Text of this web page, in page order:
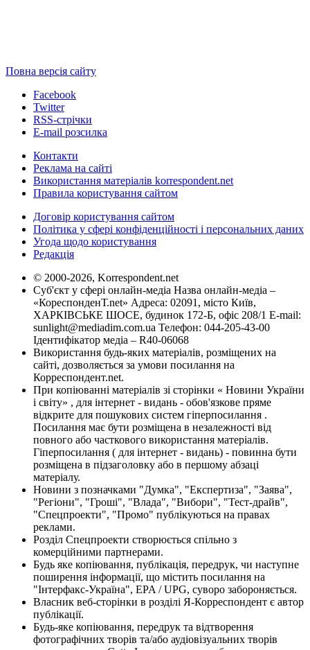
Повна версія сайту
Facebook
Twitter
RSS-стрічки
E-mail розсилка
Контакти
Реклама на сайті
Використання матеріалів korrespondent.net
Правила користування сайтом
Договір користування сайтом
Політика у сфері конфіденційності і персональних даних
Угода щодо користування
Редакція
© 2000-2026, Korrespondent.net
Суб'єкт у сфері онлайн-медіа Назва онлайн-медіа –
«КореспонденТ.net» Адреса: 02091, місто Київ,
ХАРКІВСЬКЕ ШОСЕ, будинок 172-Б, офіс 208/1 E-mail:
sunlight@mediadim.com.ua Телефон: 044-205-43-00
Ідентифікатор медіа – R40-06068
Використання будь-яких матеріалів, розміщених на
сайті, дозволяється за умови посилання на
Корреспондент.net.
При копіюванні матеріалів зі сторінки « Новини України
і світу» , для інтернет - видань - обов'язкове пряме
відкрите для пошукових систем гіперпосилання .
Посилання має бути розміщена в незалежності від
повного або часткового використання матеріалів.
Гіперпосилання ( для інтернет - видань) - повинна бути
розміщена в підзаголовку або в першому абзаці
матеріалу.
Новини з позначками "Думка", "Експертиза", "Заява",
"Регіони", "Гроші", "Влада", "Вибори", "Тест-драйв",
"Спецпроекти", "Промо" публікуються на правах
реклами.
Розділ Спецпроекти створюється спільно з
комерційними партнерами.
Будь яке копіювання, публікація, передрук, чи наступне
поширення інформації, що містить посилання на
"Інтерфакс-Україна", EPA / UPG, суворо забороняється.
Власник веб-сторінки в розділі Я-Корреспондент є автор
публікації.
Будь-яке копіювання, передрук та відтворення
фотографічних творів та/або аудіовізуальних творів